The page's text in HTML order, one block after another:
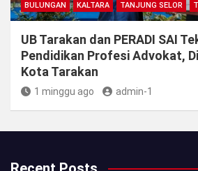
BULUNGAN KALTARA TANJUNG SELOR
UB Tarakan dan PERADI SAI
Pendidikan Profesi Advokat,
Kota Tarakan
1 minggu ago admin-1